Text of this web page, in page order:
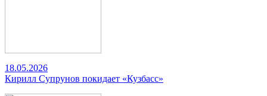
18.05.2026
Кирилл Супрунов покидает «Кузбасс»